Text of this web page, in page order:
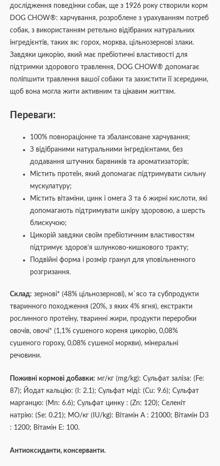
дослідження поведінки собак, ще з 1926 року створили корм
DOG CHOW®: харчування, розроблене з урахуванням потреб
собак, з використанням ретельно відібраних натуральних
інгредієнтів, таких як: горох, морква, цільнозернові злаки.
Завдяки цикорію, який має пребіотичні властивості для
підтримки здорового травлення, DOG CHOW® допомагає
поліпшити травлення вашої собаки та захистити її зсередини,
щоб вона могла жити активним та цікавим життям.
Переваги:
100% повнораціонне та збалансоване харчування;
З відібраними натуральними інгредієнтами, без
додавання штучних барвників та ароматизаторів;
Містить протеїн, який допомагає підтримувати сильну
мускулатуру;
Містить вітаміни, цинк і омега 3 та 6 жирні кислоти, які
допомагають підтримувати шкіру здоровою, а шерсть
блискучою;
Цикорій завдяки своїм пребіотичним властивостям
підтримує здоров’я шлунково-кишкового тракту;
Подвійні форма і розмір гранул для уповільненного
розгризання.
Склад: зернові* (48% цільнозернові), м`ясо та субпродукти
тваринного походження (20%, з яких 4% ягня), екстракти
рослинного протеїну, тваринні жири, продукти переробки
овочів, овочі* (1,1% сушеного кореня цикорію, 0,08%
сушеного гороху, 0,08% сушеної моркви), мінеральні
речовини.
Поживні кормові добавки: мг/кг (mg/kg): Сульфат заліза: (Fe:
87); Йодат кальцію: (I: 2.1); Сульфат міді: (Cu: 9.6); Сульфат
марганцю: (Mn: 6.6); Сульфат цинку : (Zn: 120); Селеніт
натрію: (Se: 0.21); МО/кг (IU/kg): Вітамін А : 21000; Вітамін D3
: 1200; Вітамін Е: 100.
Антиоксиданти, консерванти.